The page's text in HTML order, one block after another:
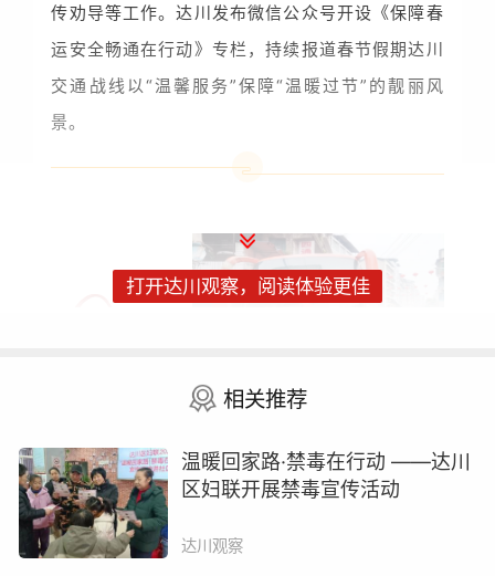
传劝导等工作。达川发布微信公众号开设《保障春
运安全畅通在行动》专栏，持续报道春节假期达川
交通战线以“温馨服务”保障“温暖过节”的靓丽风
景。
2月1日，达川区交通运输执法大队开展客运检
查、公路巡查和雨天安全提示等措施，保障春运期
间道路畅通和运输安全。
打开达川观察，阅读体验更佳
相关推荐
温暖回家路·禁毒在行动 ——达川
区妇联开展禁毒宣传活动
达川观察